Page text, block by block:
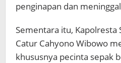
penginapan dan
Sementara itu, Kapolresta
Catur Cahyono Wibowo
khususnya pecinta sepak